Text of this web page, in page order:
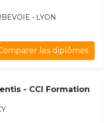
• LYON
les diplômes
- CCI Formation